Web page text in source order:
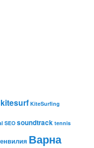
kitesurf KiteSurfing
SEO soundtrack tennis
Варна